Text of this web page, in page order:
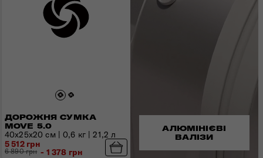
ДОРОЖНЯ СУМКА
MOVE 5.0
40х25х20 см | 0,6 кг | 21,2 л
5 512 грн
6 890 грн - 1 378 грн
АЛЮМІНІЄВІ
ВАЛІЗИ